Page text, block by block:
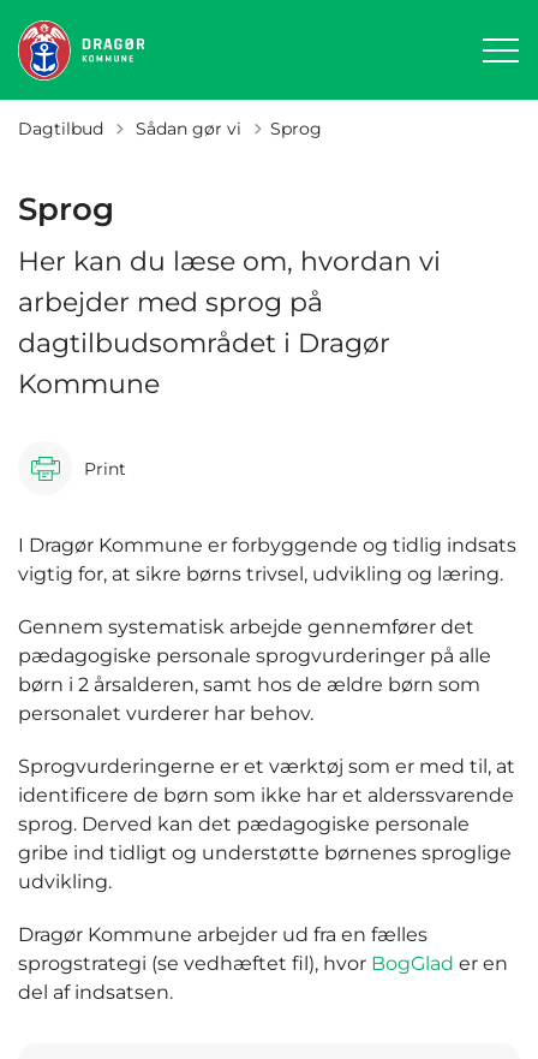
Dagtilbud Tilbage til
Sådan gør vi Sprog
Sprog
Her kan du læse om, hvordan vi
arbejder med sprog på
dagtilbudsområdet i Dragør
Kommune
Print
I Dragør Kommune er forbyggende og tidlig indsats
vigtig for, at sikre børns trivsel, udvikling og læring.
Gennem systematisk arbejde gennemfører det
pædagogiske personale sprogvurderinger på alle
børn i 2 årsalderen, samt hos de ældre børn som
personalet vurderer har behov.
Sprogvurderingerne er et værktøj som er med til, at
identificere de børn som ikke har et alderssvarende
sprog. Derved kan det pædagogiske personale
gribe ind tidligt og understøtte børnenes sproglige
udvikling.
Dragør Kommune arbejder ud fra en fælles
sprogstrategi (se vedhæftet fil), hvor BogGlad er en
del af indsatsen.